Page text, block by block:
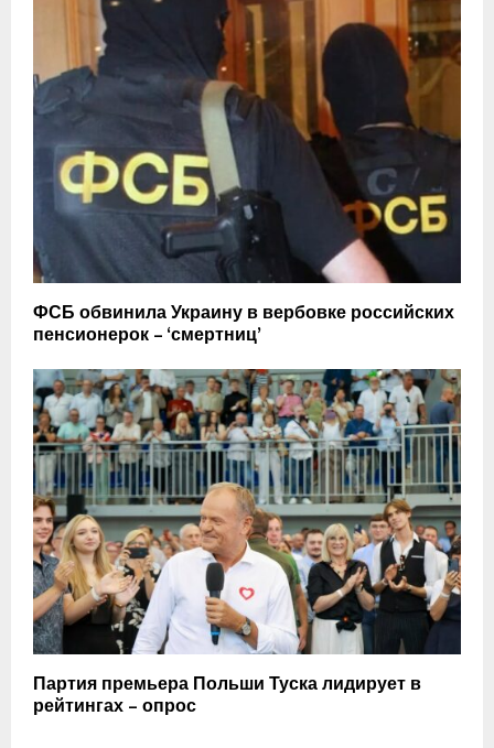
ФСБ обвинила Украину в вербовке российских
пенсионерок – ‘смертниц’
Партия премьера Польши Туска лидирует в
рейтингах – опрос